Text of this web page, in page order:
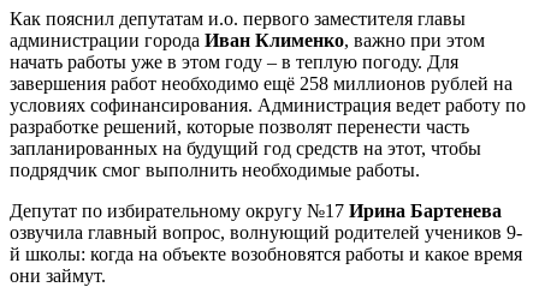
Как пояснил депутатам и.о. первого заместителя главы
администрации города Иван Клименко, важно при этом
начать работы уже в этом году – в теплую погоду. Для
завершения работ необходимо ещё 258 миллионов рублей на
условиях софинансирования. Администрация ведет работу по
разработке решений, которые позволят перенести часть
запланированных на будущий год средств на этот, чтобы
подрядчик смог выполнить необходимые работы.
Депутат по избирательному округу №17 Ирина Бартенева
озвучила главный вопрос, волнующий родителей учеников 9-
й школы: когда на объекте возобновятся работы и какое время
они займут.